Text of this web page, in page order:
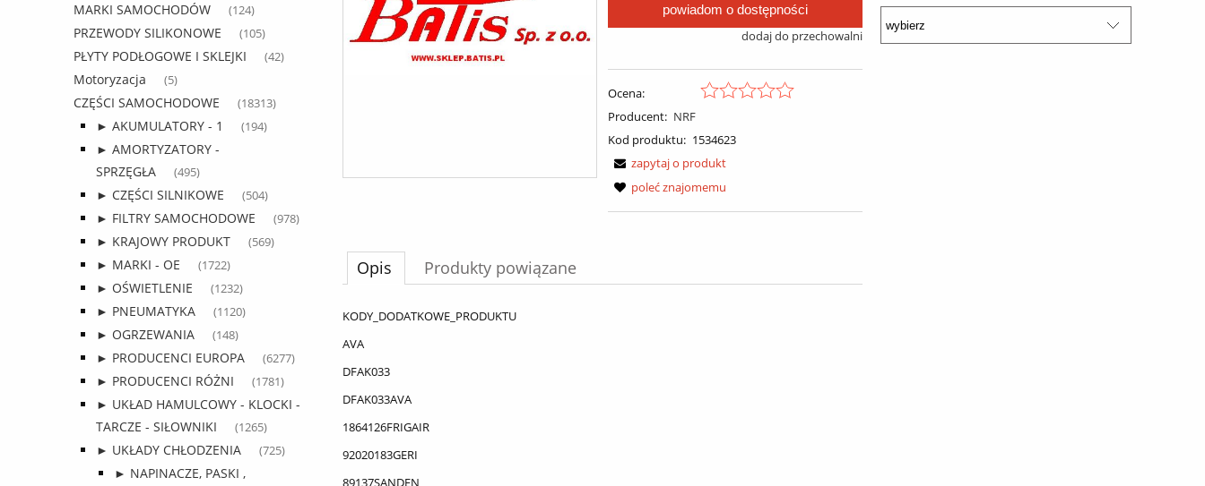
MARKI SAMOCHODÓW (124)
PRZEWODY SILIKONOWE (105)
PŁYTY PODŁOGOWE I SKLEJKI (42)
Motoryzacja (5)
CZĘŚCI SAMOCHODOWE (18313)
► AKUMULATORY - 1 (194)
► AMORTYZATORY -
SPRZĘGŁA
(495)
► CZĘŚCI SILNIKOWE (504)
► FILTRY SAMOCHODOWE (978)
► KRAJOWY PRODUKT (569)
► MARKI - OE (1722)
► OŚWIETLENIE (1232)
► PNEUMATYKA (1120)
► OGRZEWANIA (148)
► PRODUCENCI EUROPA (6277)
► PRODUCENCI RÓŻNI (1781)
► UKŁAD HAMULCOWY - KLOCKI -
TARCZE - SIŁOWNIKI
(1265)
► UKŁADY CHŁODZENIA (725)
► NAPINACZE, PASKI ,
powiadom o dostępności
dodaj do przechowalni
Ocena:
Producent: NRF
Kod produktu: 1534623
zapytaj o produkt
poleć znajomemu
Opis Produkty powiązane
KODY_DODATKOWE_PRODUKTU
AVA
DFAK033
DFAK033AVA
1864126FRIGAIR
92020183GERI
89137SANDEN